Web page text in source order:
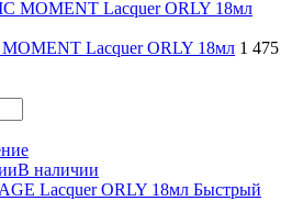
Lacquer ORLY 18мл 1 475
В наличии
Быстрый